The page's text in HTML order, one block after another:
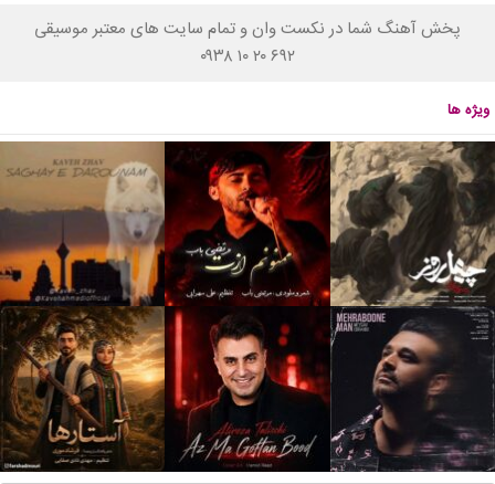
پخش آهنگ شما در نکست وان و تمام سایت های معتبر موسیقی
۰۹۳۸ ۱۰ ۲۰ ۶۹۲
ویژه ها